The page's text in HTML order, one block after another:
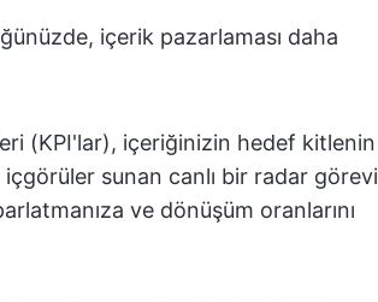
içerik pazarlaması daha
(KPI'lar), içeriğinizin hedef kitlenin
içgörüler sunan canlı bir radar görevi
ve dönüşüm oranlarını